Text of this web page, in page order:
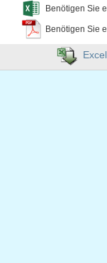
Benötigen Sie
Benötigen Sie
Excel